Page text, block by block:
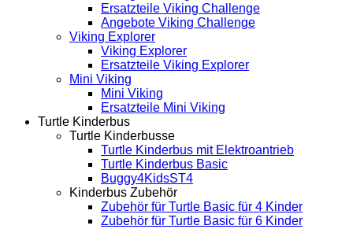
Ersatzteile Viking Challenge
Angebote Viking Challenge
Viking Explorer
Viking Explorer
Ersatzteile Viking Explorer
Mini Viking
Mini Viking
Ersatzteile Mini Viking
Turtle Kinderbus
Turtle Kinderbusse
Turtle Kinderbus mit Elektroantrieb
Turtle Kinderbus Basic
Buggy4KidsST4
Kinderbus Zubehör
Zubehör für Turtle Basic für 4 Kinder
Zubehör für Turtle Basic für 6 Kinder